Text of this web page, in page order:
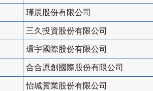
瑾辰股份有限公司
三久投資股份有限公司
環宇國際股份有限公司
合合原創國際股份有限公司
怡城實業股份有限公司